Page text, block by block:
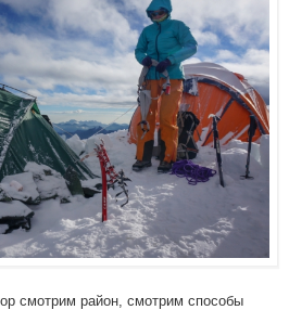
смотрим район, смотрим способы